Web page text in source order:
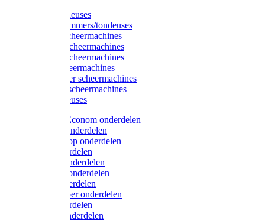
Moser tondeuses
Overige trimmers/tondeuses
Heiniger scheermachines
Hauptner scheermachines
Aesculap scheermachines
Liscop scheermachines
FarmClipper scheermachines
Constanta scheermachines
Wahl tondeuses
Aesculap/Econom onderdelen
Hauptner onderdelen
Lister/Liscop onderdelen
Eider onderdelen
Heiniger onderdelen
Constanta onderdelen
Moser onderdelen
Farm Clipper onderdelen
Oster onderdelen
TailWell onderdelen